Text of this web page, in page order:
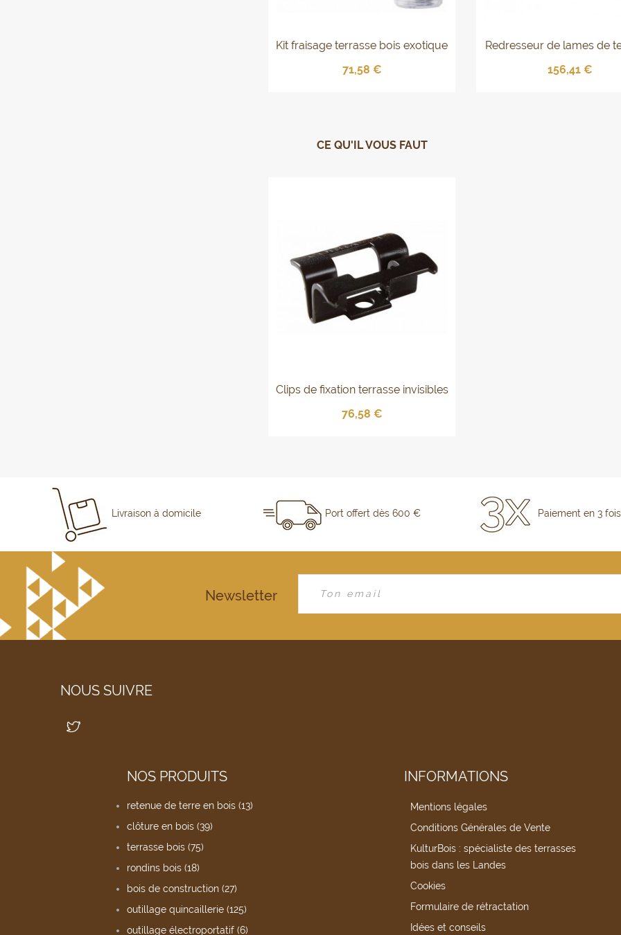
Kit fraisage terrasse bois exotique
71,58 €
Redresseur de lames de
156,41 €
CE QU'IL VOUS FAUT
Clips de fixation terrasse invisibles
76,58 €
Livraison à domicile Port offert dès 600 € Paiement en 3 fois
Newsletter
NOUS SUIVRE
NOS PRODUITS
retenue de terre en bois (13)
clôture en bois (39)
terrasse bois (75)
rondins bois (18)
bois de construction (27)
outillage quincaillerie (125)
outillage électroportatif (6)
INFORMATIONS
Mentions légales
Conditions Générales de Vente
KulturBois : spécialiste des terrasses
bois dans les Landes
Cookies
Formulaire de rétractation
Idées et conseils